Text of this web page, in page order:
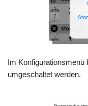
Im
umgeschaltet werden.